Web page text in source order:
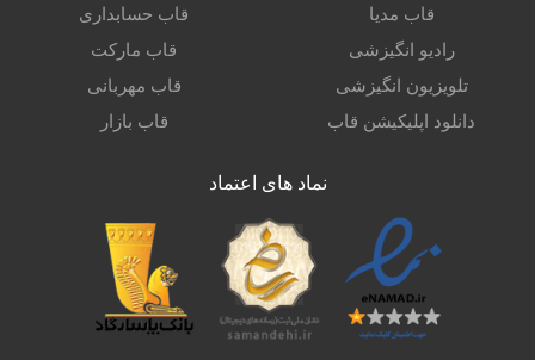
قاب مدیا
رادیو انگیزشی
تلویزیون انگیزشی
دانلود اپلیکیشن قاب
قاب حسابداری
قاب مارکت
قاب مهربانی
قاب بازار
نماد های اعتماد